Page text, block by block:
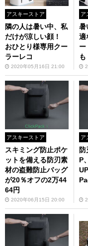
アスキーストア
隣の人は暑い中、私
だけが涼しい顔！
おひとり様専用クー
ラーレコ
2020年05月16日 21:00
ア
暑
適
ー
も
アスキーストア
スキミング防止ポケ
ットを備える防刃素
材の盗難防止バッグ
が20％オフの2万44
64円
2020年06月15日 20:00
ア
P